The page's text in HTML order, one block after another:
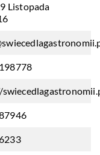
Listopada